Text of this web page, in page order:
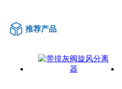
推荐产品